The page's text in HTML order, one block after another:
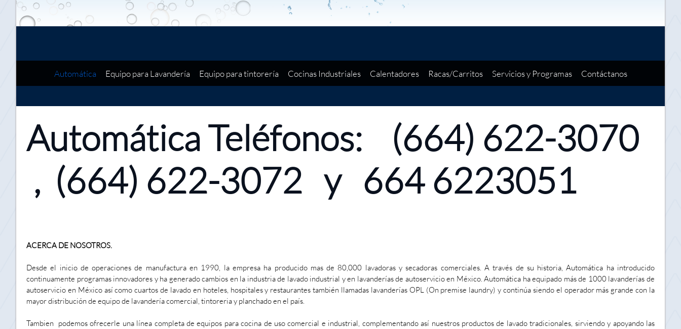
Automática Equipo para Lavandería Equipo para tintorería Cocinas Industriales Calentadores Racas/Carritos Servicios y Programas Contáctanos
Automática Teléfonos: (664) 622-3070
, (664) 622-3072 y 664 6223051
ACERCA DE NOSOTROS.
Desde el inicio de operaciones de manufactura en 1990, la empresa ha producido mas de 80,000 lavadoras y secadoras comerciales. A través de su historia, Automática ha introducido
continuamente programas innovadores y ha generado cambios en la industria de lavado industrial y en lavanderías de autoservicio en México.Automática ha equipado más de 1000 lavanderías de
autoservicio en México así como cuartos de lavado en hoteles, hospitales y restaurantes también llamadas lavanderías OPL (On premise laundry) y continúa siendo el operador más grande con la
mayor distribución de equipo de lavandería comercial, tintoreria y planchado en el país.
Tambien podemos ofrecerle una línea completa de equipos para cocina de uso comercial e industrial, complementando así nuestros productos de lavado tradicionales, sirviendo y apoyando las